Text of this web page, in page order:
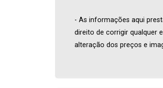
- As informações aqui
direito de corrigir qualquer
alteração dos preços e